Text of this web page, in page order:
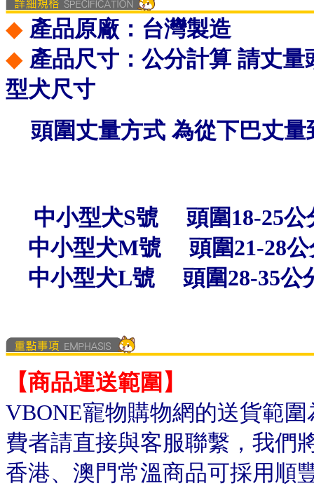
◆ 產品原廠：台灣製造
◆ 產品尺寸：公分計算 請丈
型犬尺寸
頭圍丈量方式 為從下巴丈量
中小型犬S號 頭圍18-25公
中小型犬M號 頭圍21-28公
中小型犬L號 頭圍28-35公
【商品運送範圍】
VBONE寵物購物網的送貨範
費者請直接與客服聯繫，我們
香港、澳門常溫商品可採用順